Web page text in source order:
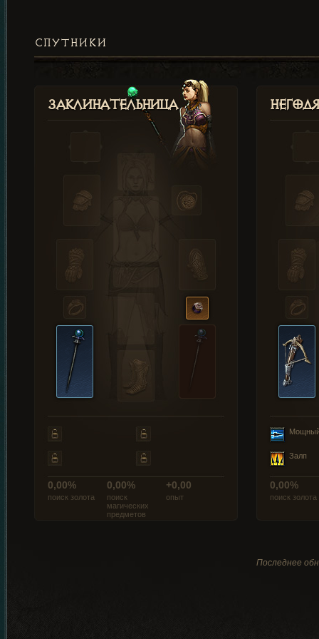
СПУТНИКИ
Заклинательница
0,00%
поиск золота
0,00%
поиск
магических
предметов
+0,00
опыт
Залп
0,00%
поиск золота
Последнее